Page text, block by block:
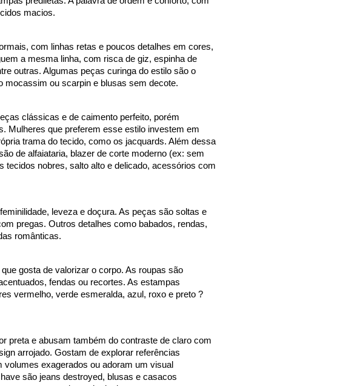
macios.
com linhas retas e poucos detalhes em cores,
a mesma linha, com risca de giz, espinha de
outras. Algumas peças curinga do estilo são o
mocassim ou scarpin e blusas sem decote.
clássicas e de caimento perfeito, porém
Mulheres que preferem esse estilo investem em
trama do tecido, como os jacquards. Além dessa
de alfaiataria, blazer de corte moderno (ex: sem
tecidos nobres, salto alto e delicado, acessórios com
leveza e doçura. As peças são soltas e
pregas. Outros detalhes como babados, rendas,
românticas.
gosta de valorizar o corpo. As roupas são
fendas ou recortes. As estampas
vermelho, verde esmeralda, azul, roxo e preto ?
preta e abusam também do contraste de claro com
arrojado. Gostam de explorar referências
exagerados ou adoram um visual
são jeans destroyed, blusas e casacos